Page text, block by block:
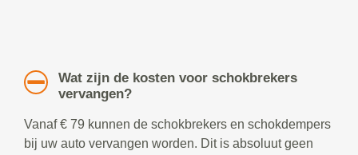
Wat zijn de kosten voor schokbrekers
vervangen?
Vanaf € 79 kunnen de schokbrekers en schokdempers
bij uw auto vervangen worden. Dit is absoluut geen